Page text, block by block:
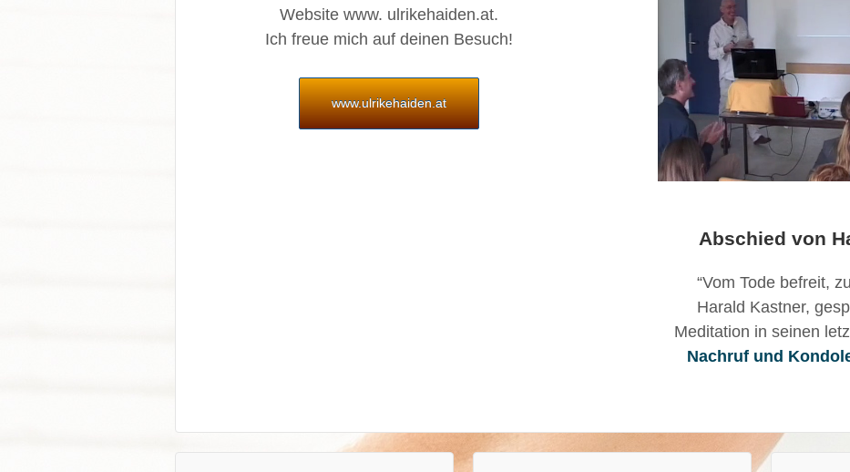
Website www. ulrikehaiden.at.
Ich freue mich auf deinen Besuch!
www.ulrikehaiden.at
Abschied von
“Vom Tode befreit,
Harald Kastner,
Meditation in seinen
Nachruf und